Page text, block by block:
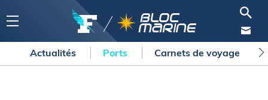
Actualités Ports Carnets de voyage